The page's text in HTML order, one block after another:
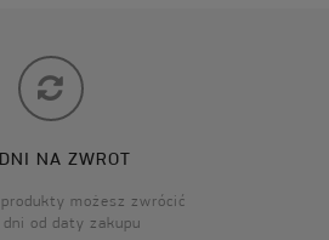
NA ZWROT
możesz zwrócić
dni od daty zakupu